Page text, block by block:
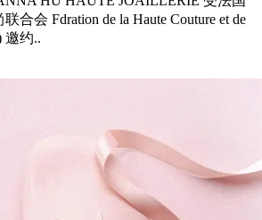
合会 Fdration de la Haute Couture et de
邀约..